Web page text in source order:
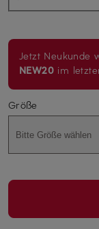
Jetzt Neukunde
NEW20 im
Größe
Bitte Größe wählen